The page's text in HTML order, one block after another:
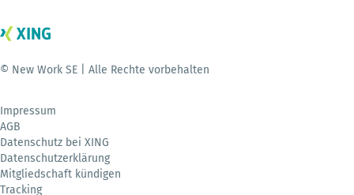
© New Work SE | Alle Rechte vorbehalten
Impressum
AGB
Datenschutz bei XING
Datenschutzerklärung
Mitgliedschaft kündigen
Tracking